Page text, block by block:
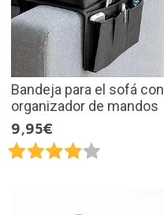
Bandeja para el sofá con
organizador de mandos
9,95€